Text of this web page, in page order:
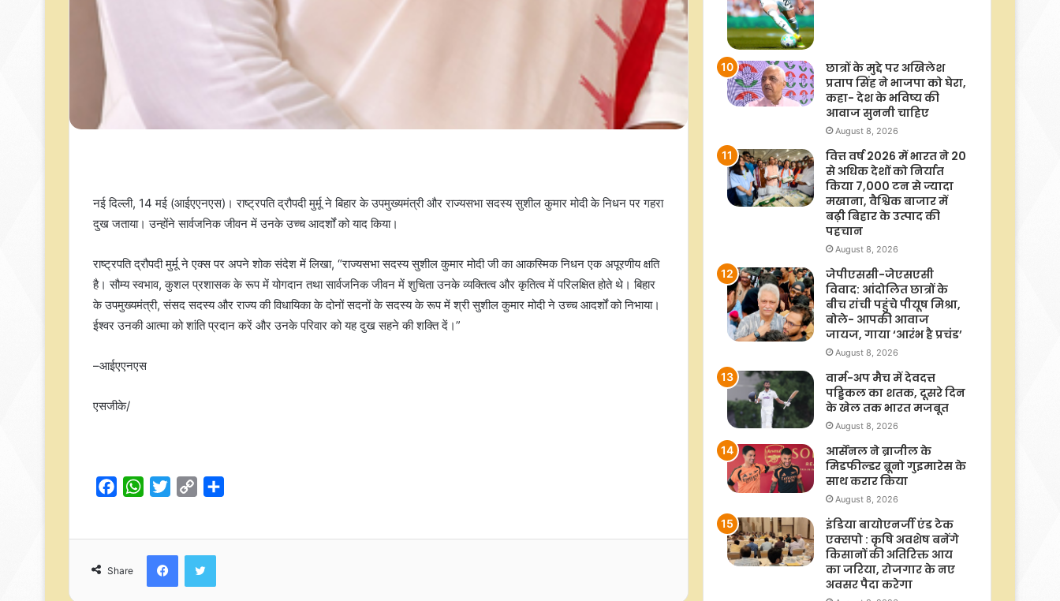
नई दिल्ली, 14 मई (आईएएनएस)। राष्‍ट्रपति द्रौपदी मुर्मू ने बिहार के उपमुख्यमंत्री और राज्‍यसभा सदस्य सुशील कुमार मोदी के निधन पर गहरा
दुख जताया। उन्‍होंने सार्वजनिक जीवन में उनके उच्च आदर्शों को याद किया।
राष्‍ट्रपति द्रौपदी मुर्मू ने एक्‍स पर अपने शोक संदेश में लिखा, “राज्‍यसभा सदस्य सुशील कुमार मोदी जी का आकस्मिक निधन एक अपूरणीय क्षति
है। सौम्य स्वभाव, कुशल प्रशासक के रूप में योगदान तथा सार्वजनिक जीवन में शुचिता उनके व्यक्तित्व और कृतित्व में परिलक्षित होते थे। बिहार
के उपमुख्यमंत्री, संसद सदस्य और राज्य की विधायिका के दोनों सदनों के सदस्य के रूप में श्री सुशील कुमार मोदी ने उच्च आदर्शों को निभाया।
ईश्‍वर उनकी आत्मा को शांति प्रदान करें और उनके परिवार को यह दुख सहने की शक्ति दें।”
–आईएएनएस
एसजीके/
b
W
A
e
L
i
Share
FacebookTwitter
ने सौरभ भारद्वाज को भेजा नोटिस, 18
अगस्त को अगली सुनवाई
छात्रों के मुद्दे पर अखिलेश
प्रताप सिंह ने भाजपा को घेरा,
कहा- देश के भविष्य की
आवाज सुननी चाहिए
August 8, 2026
वित्त वर्ष 2026 में भारत ने 20
से अधिक देशों को निर्यात
किया 7,000 टन से ज्यादा
मखाना, वैश्विक बाजार में
बढ़ी बिहार के उत्पाद की
पहचान
August 8, 2026
जेपीएससी-जेएसएसी
विवाद: आंदोलित छात्रों के
बीच रांची पहुंचे पीयूष मिश्रा,
बोले- आपकी आवाज
जायज, गाया ‘आरंभ है प्रचंड’
August 8, 2026
वार्म-अप मैच में देवदत्त
पड्डिकल का शतक, दूसरे दिन
के खेल तक भारत मजबूत
August 8, 2026
आर्सेनल ने ब्राजील के
मिडफील्डर ब्रूनो गुइमारेस के
साथ करार किया
August 8, 2026
इंडिया बायोएनर्जी एंड टेक
एक्सपो : कृषि अवशेष बनेंगे
किसानों की अतिरिक्त आय
का जरिया, रोजगार के नए
अवसर पैदा करेगा